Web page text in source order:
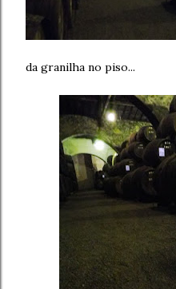
da granilha no piso...